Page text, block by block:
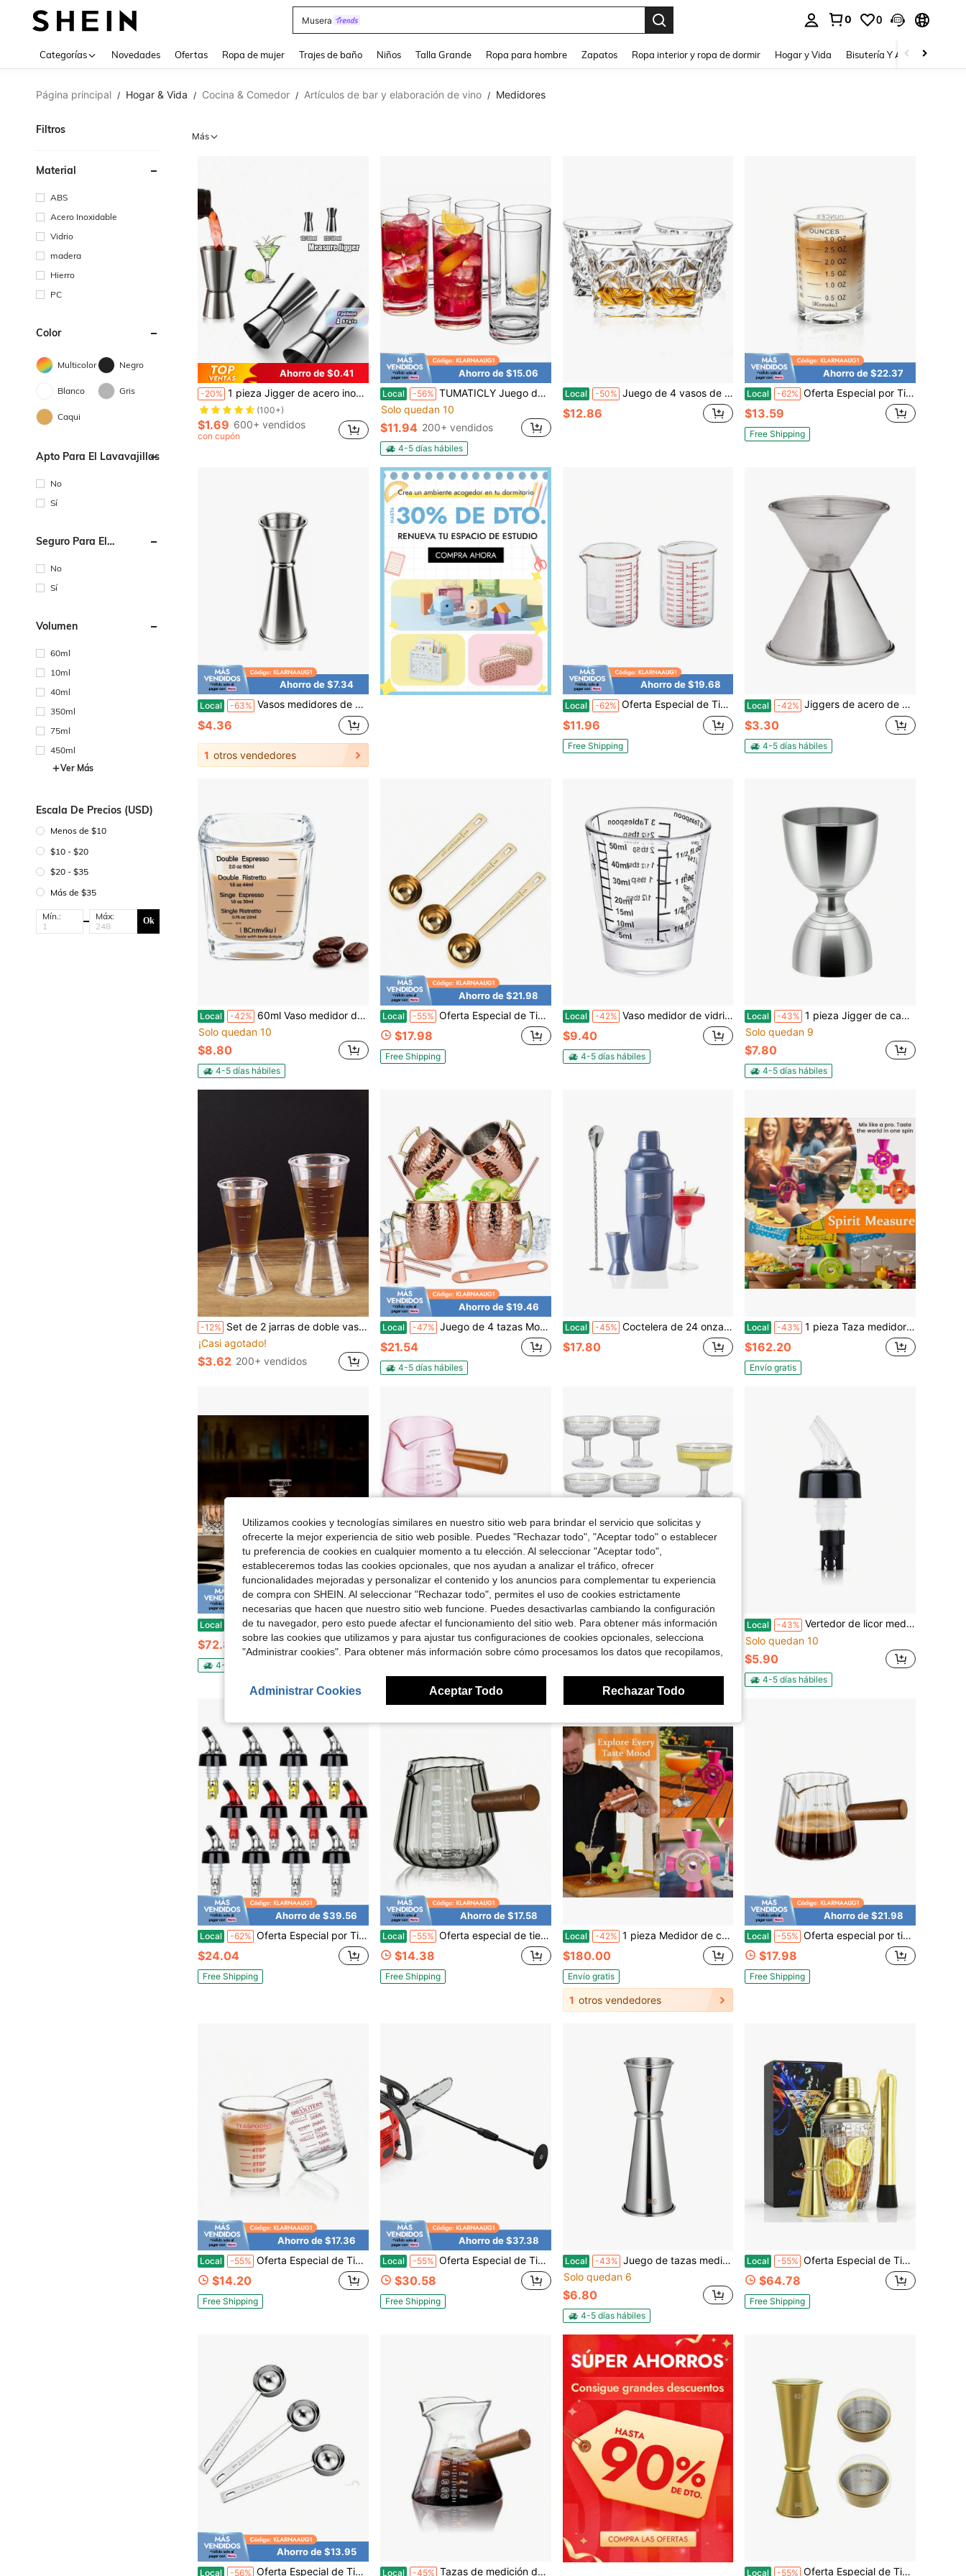
Musera 0 0
Categorías Novedades Ofertas Ropa de mujer Trajes de baño Niños Talla Grande Ropa para hombre Zapatos Ropa interior y ropa de dormir Hogar y Vida Bisutería Y Accesorios
Página principal / Hogar & Vida / Cocina & Comedor / Artículos de bar y elaboración de vino / Medidores
Filtros
Material
ABS
Acero Inoxidable
Vidrio
madera
Hierro
PC
Color
Multicolor Negro
Blanco Gris
Caqui
Apto Para El Lavavajillas
No
Sí
Seguro Para El
No
Sí
Volumen
60ml
10ml
40ml
350ml
75ml
450ml
Ver Más
Escala De Precios (USD)
Menos de $10
$10 - $20
$20 - $35
Más de $35
Mín.: Máx: Ok
Más
Ahorro de $0.41
-20% 1 pieza Jigger de acero inoxidable grueso de doble medida, taza de medición, taza de onzas para uso en bar, taza de medición de doble extremo, vaso para cócteles, para bartender, herramienta de cocina perfecta para fiestas, con múltiples opciones de capacidad disponibles
(100+)
$1.69 600+ vendidos
con cupón
Ahorro de $15.06
Local -56% TUMATICLY Juego de 6 vasos altos de vidrio con base gruesa, vasos para whisky sin plomo, cristalería para el hogar, vajilla minimalista para la cocina, reutilizables, aptos para zumos, bebidas, leche y preparación de desayunos.
Solo quedan 10
$11.94 200+ vendidos
4-5 días hábiles
Local -50% Juego de 4 vasos de cristal soplado a mano de 11 onzas, vasos únicos de fondo grueso y pesado para whisky, bourbon, ron, ginebra, agua, cócteles, ideas de regalo
$12.86
Ahorro de $22.37
Local -62% Oferta Especial por Tiempo Limitado Vaso de Chupito Taza Medidora 3 Onzas/90ML Líquido Pesado Taza de Vidrio Espresso Línea Negra
$13.59
Free Shipping
Ahorro de $7.34
Local -63% Vasos medidores de acero inoxidable de alta resistencia para coctelería, de doble cara, con capacidad de 2 oz y 1 oz, para un vertido preciso en la preparación de cócteles en casa. Ideal para la coctelería profesional. Acabado plateado duradero. Juego de accesorios para bartender.
$4.36
1 otros vendedores
Ahorro de $19.68
Local -62% Oferta Especial de Tiempo Limitado Taza Medidora de Vidrio Borosilicato de Alta Calidad - Pico en Forma de V, Vaso Medidor de Vidrio de 20ml 4OZ para Cocina o Restaurante, Fácil de Leer (Paquete de 2)
$11.96
Free Shipping
Local -42% Jiggers de acero de 1 por 1-1/2 onzas para aplicaciones de fundición y trabajo de metales de precisión, ideales para el manejo de materiales de alta densidad y moldeo industrial con construcción duradera y distribución de peso consistente
$3.30
4-5 días hábiles
Local -42% 60ml Vaso medidor de chupito de espresso, vaso de chupito resistente y pesado para café, leche, cócteles, tequila con marcas de medición precisas y diseño cuadrado duradero, ideal para el bar en casa, cafetería y entusiastas de la coctelería
Solo quedan 10
$8.80
4-5 días hábiles
Ahorro de $21.98
Local -55% Oferta Especial de Tiempo Limitado 3 Piezas Cucharas Medidoras de Café, Cuchara de Café de Acero Inoxidable, Cuchara Sopera de Mango Largo para Medir Café, Leche en Polvo, Polvo de Frutas, Té, Azúcar, Granos, Harina y Proteína Dorada
$17.98
Free Shipping
Local -42% Vaso medidor de vidrio pesado Ackers Mini con 32 mediciones incrementales, de uso múltiple para líquidos y sólidos, para uso preciso en cocina, bar, mezcla, repostería y aplicaciones de laboratorio, en color negro, con diseño duradero y marcas graduadas precisas
$9.40
4-5 días hábiles
Local -43% 1 pieza Jigger de campana premium para bartender, coctelera de 2 onzas y 1 onza con medidas internas, hecho de acero inoxidable 304 premium, herramienta de bar para mezcología, fiestas de cócteles y uso profesional, acabado plateado, 1 paquete
Solo quedan 9
$7.80
4-5 días hábiles
-12% Set de 2 jarras de doble vaso, regalo para el padre
¡Casi agotado!
$3.62 200+ vendidos
Ahorro de $19.46
Local -47% Juego de 4 tazas Moscow Mule de 16 oz de cobre martillado con revestimiento de acero inoxidable 304 y asas de latón dorado, incluye pajitas, abridor, jigger y cepillo, apto para bebidas frías, bares y fiestas
$21.54
4-5 días hábiles
Local -45% Coctelera de 24 onzas, coctelera con colador de barman, medidor, cuchara mezcladora, guía de recetas de cócteles, set profesional de mezclador de bebidas para principiantes, plateado
$17.80
Local -43% 1 pieza Taza medidora de cóctel portátil de acero inoxidable con capacidad de doble lado, equipo esencial de barman para fiestas de cócteles en interiores y exteriores
$162.20
Envío gratis
Ahorro de $89.15
Local -55% Juego de vasos para whisky de 701-800ml, vasos premium para rocas para escocés, bourbon, cócteles | Incluye 6 vasos de cristal para bebidas y 1 decantador, juego de 7 piezas para hombres y mujeres
$72.85
4-5 días hábiles
Ahorro de $37.38
Local -55% Oferta Especial de Tiempo Limitado 2 Piezas Tazas de Espresso, Vasos de Espresso con Boquillas en Forma de V y Asa, Pequeña y Linda Taza Medidora de Vidrio, Jarra Espumadora de Leche para Accesorios de Barra de Café 4 OZ, Estilo Sencillo, Rosa
$30.58
Local -43% Juego de 4 copas de martini vintage de 7 onzas con diseño acanalado, copas de cóctel de cristal transparente para whisky (10,8 cm de altura) para bar en casa, regalos de boda - Empaque resistente a roturas
$33.00
Local -43% Vertedor de licor medido Ace de 1 onza diseñado para botellas de licor estándar, ideal para bares y preparación de cócteles, asegura un vertido preciso, construcción de plástico duradero, set de 1, perfecto para entornos de mezcla profesional y doméstica
Solo quedan 10
$5.90
4-5 días hábiles
Ahorro de $39.56
Local -62% Oferta Especial por Tiempo Limitado Dosificador Automático de Botella Medido - Dosificador de Medida Rápida para Bebidas Espirituosas, Vino y Cócteles, Herramientas de Bar en Casa - Oz/30ml Paquete de 2
$24.04
Free Shipping
Ahorro de $17.58
Local -55% Oferta especial de tiempo limitado Tazas de espresso de 7 oz, Taza medidora de vidrio, Taza de espresso con pico y mango de madera, Vaso de espresso gris, Jarra espumadora de leche acanalada, Accesorios de barra de café para máquina de espresso
$14.38
Free Shipping
Local -42% 1 pieza Medidor de cócteles de cuatro salidas de acero inoxidable con texto grabado de capacidad para preparación de cócteles en bar en casa
$180.00
Envío gratis
1 otros vendedores
Ahorro de $21.98
Local -55% Oferta especial por tiempo limitado Taza de espresso de 6OZ, Taza de espresso con mango de madera, Taza medidora de espresso con marcas de escala doble, Elementos esenciales de la barra de café para café, leche
$17.98
Free Shipping
Ahorro de $17.36
Local -55% Oferta Especial de Tiempo Limitado Juego de Vasos de Medición para Espresso 2 paquete Vasos de Disparo de Vidrio Pesado con Medición Incremental de 26 OZ, 2 TBS, 6 TSP, 30 ML Herramientas de Cocina Rojo
$14.20
Free Shipping
Ahorro de $37.38
Local -55% Oferta Especial de Tiempo Limitado Herramienta de Medición de Leña, Herramienta de Corte de Leña Ajustable que se Ajusta Libremente entre 6'' y 26'', Calibrador de Leña que se Adjunta a la Barra de la Motosierra para Medir la Longitud de la Leña
$30.58
Free Shipping
Local -43% Juego de tazas medidoras de acero inoxidable resistente de 2 onzas y 1 onza de capacidad con acabado plateado duradero, ideal para la preparación de cócteles en el bar profesional y el hogar
Solo quedan 6
$6.80
4-5 días hábiles
Local -55% Oferta Especial de Tiempo Limitado Juego de Coctelera Artesanal Elevada - Botella Coctelera Dorada con Mortero, Coctelera Profesional de Martini de Vidrio, Kit de Bartender para el Hogar de 3.5 Oz con Mezclador de Bebidas, Jigger de Medición y Colador Integrado
$64.78
Free Shipping
Ahorro de $13.95
Local -56% Oferta Especial de Tiempo Limitado Cuchara Medidora de Café de Acero Inoxidable, Juego de 3 Local -45% Tazas de medición de vidrio de 6 onzas con pico vertedor, jarra de vidrio borosilicato triple con escala de estilo origami, vasos de chupito Espro con mango de madera para café y leche, aptos para lavavajillas Local -55% Oferta Especial de Tiempo Limitado Jigger Japonés 2 Oz/ Oz, Medidas Internas, Jigger Doble de Acero Inoxidable para Cócteles para Bartender, Taza Medidora de Bebidas, Herramientas de Bartender Premium y Resistente 30-60ML Dorado
Utilizamos cookies y tecnologías similares en nuestro sitio web para brindar el servicio que solicitas y
ofrecerte la mejor experiencia de sitio web posible. Puedes "Rechazar todo", "Aceptar todo" o establecer
tu preferencia de cookies en cualquier momento a tu elección. Al seleccionar "Aceptar todo",
estableceremos todas las cookies opcionales, que nos ayudan a analizar el tráfico, ofrecer
funcionalidades mejoradas y personalizar el contenido y los anuncios para complementar tu experiencia
de compra con SHEIN. Al seleccionar "Rechazar todo", permites el uso de cookies estrictamente
necesarias que hacen que nuestro sitio web funcione. Puedes desactivarlas cambiando la configuración
de tu navegador, pero esto puede afectar el funcionamiento del sitio web. Para obtener más información
sobre las cookies que utilizamos y para ajustar tus configuraciones de cookies opcionales, selecciona
"Administrar cookies". Para obtener más información sobre cómo procesamos los datos que recopilamos,
Administrar Cookies Aceptar Todo Rechazar Todo